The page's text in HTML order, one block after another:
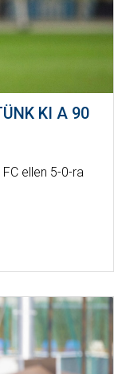
KI A 90
ellen 5-0-ra